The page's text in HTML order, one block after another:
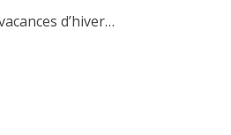
d’hiver…